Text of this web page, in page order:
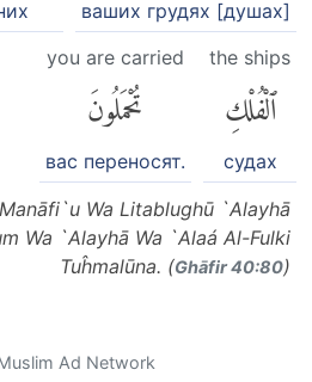
ваших грудях [душах]
the ships
ٱلْفُلْكِ
судах
you are carried
تُحْمَلُونَ
вас переносят.
Wa Litablughū `Alayhā
Wa `Alayhā Wa `Alaá Al-Fulki
Tuĥmalūna. (Ghāfir 40:80)
Ad Network